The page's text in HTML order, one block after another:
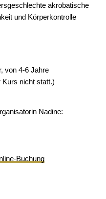
akrobatische
und Körperkontrolle
von 4-6 Jahre
Kurs nicht statt.)
Nadine:
Buchung